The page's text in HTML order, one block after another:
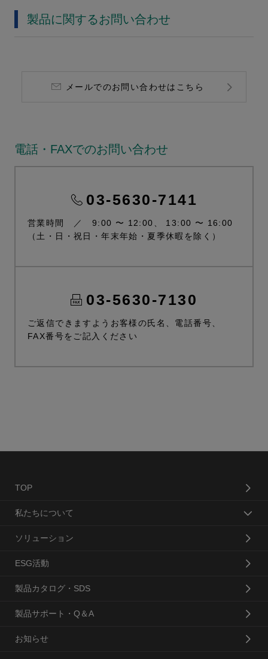
製品に関するお問い合わせ
メールでのお問い合わせはこちら
電話・FAXでのお問い合わせ
03-5630-7141
営業時間 ／ 9:00 〜 12:00、 13:00 〜 16:00
（土・日・祝日・年末年始・夏季休暇を除く）
03-5630-7130
ご返信できますようお客様の氏名、電話番号、
FAX番号をご記入ください
TOP
私たちについて
ソリューション
ESG活動
製品カタログ・SDS
製品サポート・Q＆A
お知らせ